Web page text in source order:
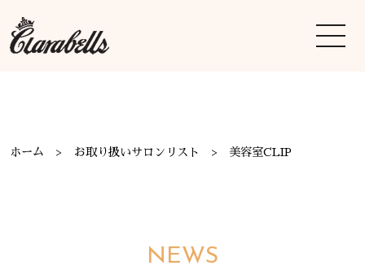
ホーム お取り扱いサロンリスト 美容室CLIP
NEWS